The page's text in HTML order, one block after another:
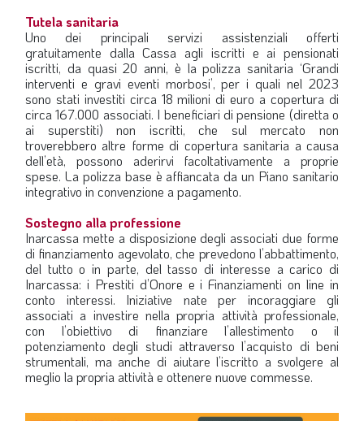
Tutela sanitaria
Uno dei principali servizi assistenziali offerti
gratuitamente dalla Cassa agli iscritti e ai pensionati
iscritti, da quasi 20 anni, è la polizza sanitaria ‘Grandi
interventi e gravi eventi morbosi’, per i quali nel 2023
sono stati investiti circa 18 milioni di euro a copertura di
circa 167.000 associati. I beneficiari di pensione (diretta o
ai superstiti) non iscritti, che sul mercato non
troverebbero altre forme di copertura sanitaria a causa
dell’età, possono aderirvi facoltativamente a proprie
spese. La polizza base è affiancata da un Piano sanitario
integrativo in convenzione a pagamento.
Sostegno alla professione
Inarcassa mette a disposizione degli associati due forme
di finanziamento agevolato, che prevedono l’abbattimento,
del tutto o in parte, del tasso di interesse a carico di
Inarcassa: i Prestiti d’Onore e i Finanziamenti on line in
conto interessi. Iniziative nate per incoraggiare gli
associati a investire nella propria attività professionale,
con l’obiettivo di finanziare l’allestimento o il
potenziamento degli studi attraverso l’acquisto di beni
strumentali, ma anche di aiutare l’iscritto a svolgere al
meglio la propria attività e ottenere nuove commesse.